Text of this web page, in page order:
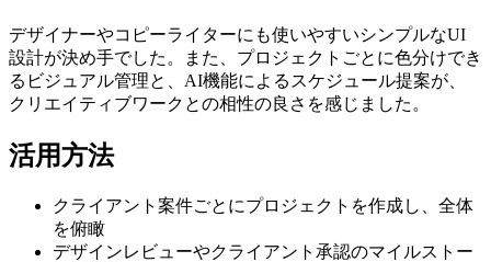
デザイナーやコピーライターにも使いやすいシンプルなUI
設計が決め手でした。また、プロジェクトごとに色分けでき
るビジュアル管理と、AI機能によるスケジュール提案が、
クリエイティブワークとの相性の良さを感じました。
活用方法
クライアント案件ごとにプロジェクトを作成し、全体
を俯瞰
デザインレビューやクライアント承認のマイルストー